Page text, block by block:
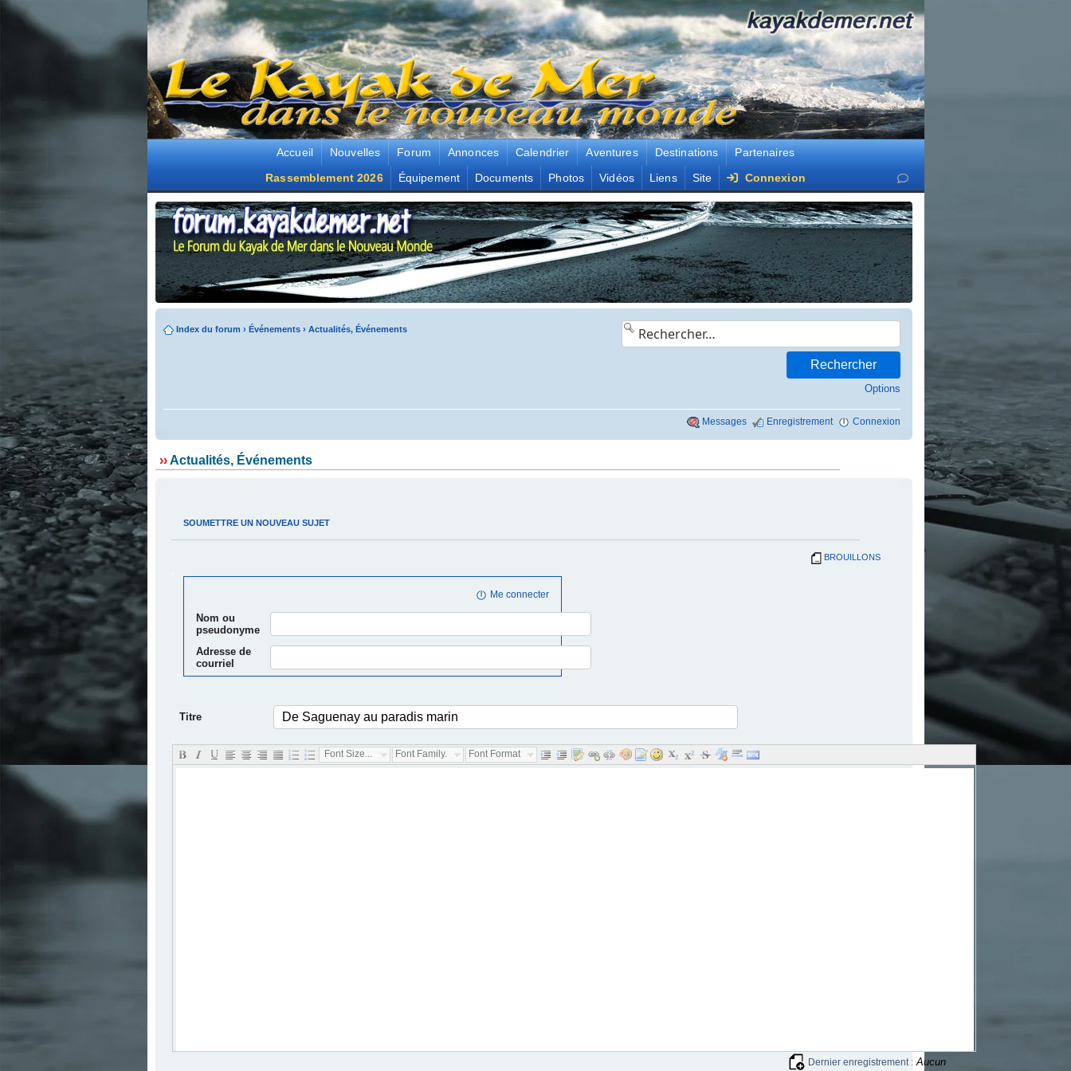
Accueil Nouvelles Forum Annonces Calendrier Aventures Destinations
Partenaires
Rassemblement 2026
Équipement Documents Photos Vidéos Liens Site Connexion
Index du forum › Événements› Actualités, Événements
Options
Messages Enregistrement Connexion
››Actualités, Événements
..
SOUMETTRE UN NOUVEAU SUJET
BROUILLONS
Me connecter
Nom ou
pseudonyme
Adresse de
courriel
Titre
Font Size... Font Family... Font Format...
Dernier enregistrement : Aucun